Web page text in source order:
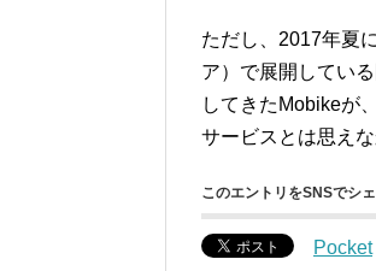
ただし、2017年夏
ア）で展開してい
してきたMobikeが
サービスとは思え
このエントリをSNSでシ
Pocket